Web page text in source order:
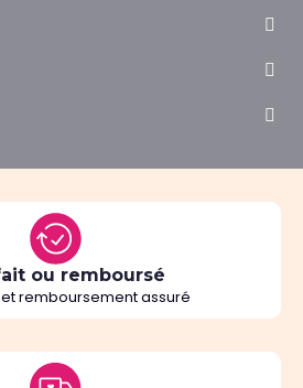
ou remboursé
remboursement assuré